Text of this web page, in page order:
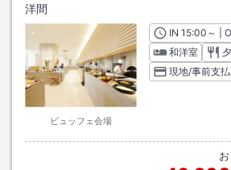
洋間
ビュッフェ会場
INチェック
15:00 ～ |
和洋室
現地/事前支